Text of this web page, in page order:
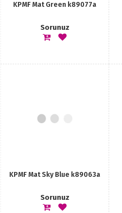
KPMF Mat Green k89077a
Sorunuz
KPMF Mat Sky Blue k89063a
Sorunuz